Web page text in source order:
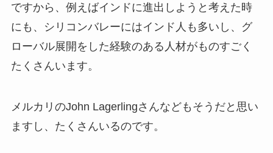
ですから、例えばインドに進出しようと考えた時
にも、シリコンバレーにはインド人も多いし、グ
ローバル展開をした経験のある人材がものすごく
たくさんいます。
メルカリのJohn Lagerlingさんなどもそうだと思い
ますし、たくさんいるのです。